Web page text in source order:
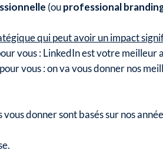
(ouprofessional
qui peut avoir un impact
vous : LinkedIn est votre meilleur
vous : on va vous donner nos
vous donner sont basés sur nos